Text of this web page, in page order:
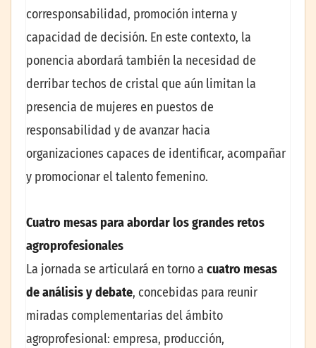
corresponsabilidad, promoción interna y
capacidad de decisión. En este contexto, la
ponencia abordará también la necesidad de
derribar techos de cristal que aún limitan la
presencia de mujeres en puestos de
responsabilidad y de avanzar hacia
organizaciones capaces de identificar, acompañar
y promocionar el talento femenino.
Cuatro mesas para abordar los grandes retos
agroprofesionales
La jornada se articulará en torno a cuatro mesas
de análisis y debate, concebidas para reunir
miradas complementarias del ámbito
agroprofesional: empresa, producción,